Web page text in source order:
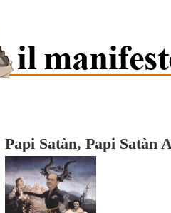
Papi Satàn, Papi Satàn